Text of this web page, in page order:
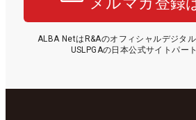
ALBA NetはR&Aのオフィシャルデジタ
USLPGAの日本公式サイトパー